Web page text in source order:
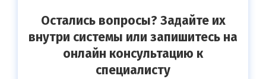
Остались вопросы? Задайте их
внутри системы или запишитесь на
онлайн консультацию к
специалисту